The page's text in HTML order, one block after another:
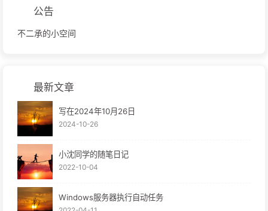
公告
不二承的小空间
最新文章
写在2024年10月26日
2024-10-26
小沈同学的随笔日记
2022-10-04
Windows服务器执行自动任务